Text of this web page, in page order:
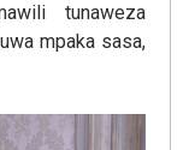
tunaweza
mpaka sasa,